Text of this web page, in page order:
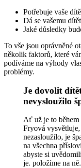
Potřebuje vaše
Dá se vašemu
Jaké důsledky
To vše jsou oprávněné
několik faktorů, které
podíváme na výhody
problémy.
Je dovolit
nevysloužilo
Ať už je to během
Fryová
nezasloužilo, je
na všechna
abyste si
je. položíme na ně.